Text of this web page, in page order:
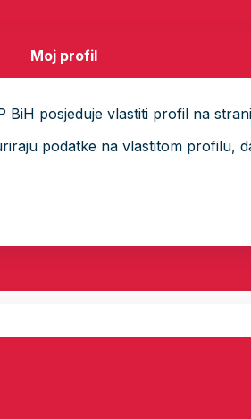
Moj profil
posjeduje vlastiti profil na
podatke na vlastitom profilu,